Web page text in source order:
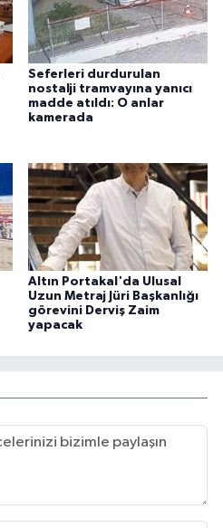
Seferleri durdurulan
nostalji tramvayına yanıcı
madde atıldı: O anlar
kamerada
Altın Portakal'da Ulusal
Uzun Metraj Jüri Başkanlığı
görevini Derviş Zaim
yapacak